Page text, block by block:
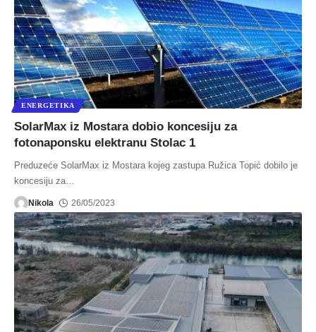
ENERGETIKA
SolarMax iz Mostara dobio koncesiju za
fotonaponsku elektranu Stolac 1
Preduzeće SolarMax iz Mostara kojeg zastupa Ružica Topić dobilo je
koncesiju za
Nikola 26/05/2023